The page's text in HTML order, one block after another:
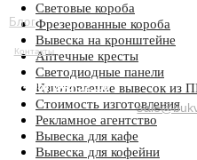
Блог
Контакты
+7 (495) 640 32 18
online
Световые короба
Фрезерованные короба
Вывеска на кронштейне
Аптечные кресты
Светодиодные панели
Изготовление вывесок из
Стоимость изготовления
Рекламное агентство
Вывеска для кафе
Вывеска для кофейни